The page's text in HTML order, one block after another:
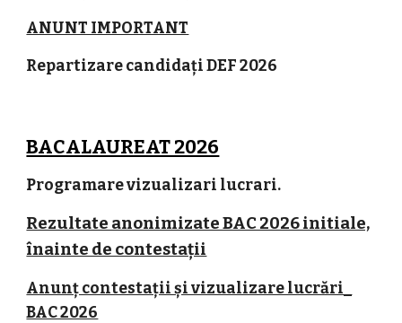
ANUNT IMPORTANT
Repartizare candidați DEF 2026
BACALAUREAT 2026
Programare vizualizari lucrari.
Rezultate anonimizate BAC 2026 initiale,
înainte de contestații
Anunț contestații și vizualizare lucrări_
BAC 2026